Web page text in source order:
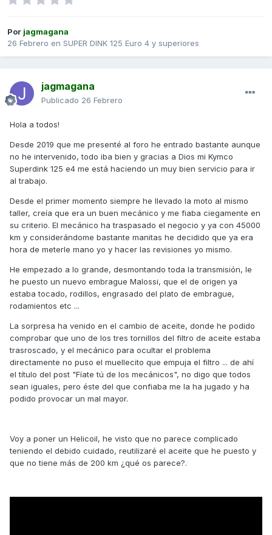
Por jagmagana
26 Febrero en SUPER DINK 125 Euro 4 y superiores
jagmagana
Publicado 26 Febrero
Hola a todos!
Desde 2019 que me presenté al foro he entrado bastante aunque
no he intervenido, todo iba bien y gracias a Dios mi Kymco
Superdink 125 e4 me está haciendo un muy bien servicio para ir
al trabajo.
Desde el primer momento siempre he llevado la moto al mismo
taller, creía que era un buen mecánico y me fiaba ciegamente en
su criterio. El mecánico ha traspasado el negocio y ya con 45000
km y considerándome bastante manitas he decidido que ya era
hora de meterle mano yo y hacer las revisiones yo mismo.
He empezado a lo grande, desmontando toda la transmisión, le
he puesto un nuevo embrague Malossi, que el de origen ya
estaba tocado, rodillos, engrasado del plato de embrague,
rodamientos etc ...
La sorpresa ha venido en el cambio de aceite, donde he podido
comprobar que uno de los tres tornillos del filtro de aceite estaba
trasroscado, y el mecánico para ocultar el problema
directamente no puso el muellecito que empuja el filtro ... de ahí
el título del post "Fíate tú de los mecánicos", no digo que todos
sean iguales, pero éste del que confiaba me la ha jugado y ha
podido provocar un mal mayor.
Voy a poner un Helicoil, he visto que no parece complicado
teniendo el debido cuidado, reutilizaré el aceite que he puesto y
que no tiene más de 200 km ¿qué os parece?.